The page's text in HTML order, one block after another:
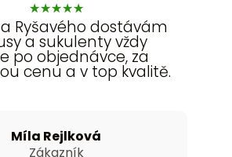
★★★★★
Ryšavého dostávám
a sukulenty vždy
po objednávce, za
cenu a v top kvalitě.
Míla Rejlková
Zákazník